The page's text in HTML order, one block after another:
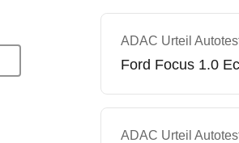
ADAC Urteil
Ford Focus 1.0
ADAC Urteil